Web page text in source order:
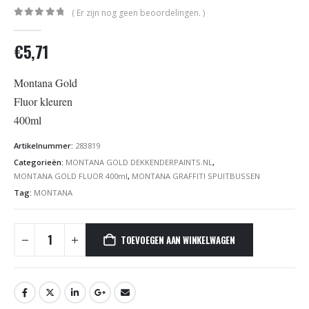
( Er zijn nog geen beoordelingen. )
€5,71
Montana Gold
Fluor kleuren
400ml
Artikelnummer: 283819
Categorieën: MONTANA GOLD DEKKENDERPAINTS.NL ,
MONTANA GOLD FLUOR 400ml, MONTANA GRAFFITI SPUITBUSSEN
Tag: MONTANA
TOEVOEGEN AAN WINKELWAGEN